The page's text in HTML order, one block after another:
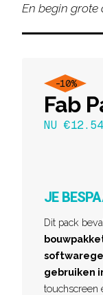
En begin grote
-10%
Fab
NU
JE
Dit pack
gebruiken
touchscreen